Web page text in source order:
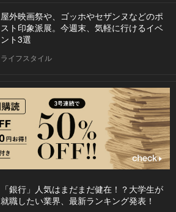
屋外映画祭や、ゴッホやセザンヌなどのポ
スト印象派展。今週末、気軽に行けるイベ
ント3選
ライフスタイル
「銀行」人気はまだまだ健在！？大学生が
就職したい業界、最新ランキング発表！